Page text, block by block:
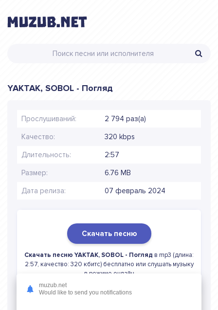
YAKTAK, SOBOL - Погляд
Прослушиваний: 2 794 раз(а)
Качество: 320 kbps
Длительность: 2:57
Размер: 6.76 MB
Дата релиза: 07 февраль 2024
Скачать песню
Скачать песню YAKTAK, SOBOL - Погляд в mp3 (длина:
2:57, качество: 320 кбитс) бесплатно или слушать музыку
в режиме онлайн
muzub.net
Would like to send you notifications